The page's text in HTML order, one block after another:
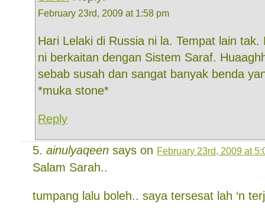
February 23rd, 2009 at 1:58 pm
Hari Lelaki di Russia ni la. Tempat lain tak.
ni berkaitan dengan Sistem Saraf.
sebab susah dan sangat banyak benda
*muka stone*
Reply
ainulyaqeen says on February 23rd, 2009 at
Salam Sarah..
tumpang lalu boleh.. saya tersesat lah ‘n